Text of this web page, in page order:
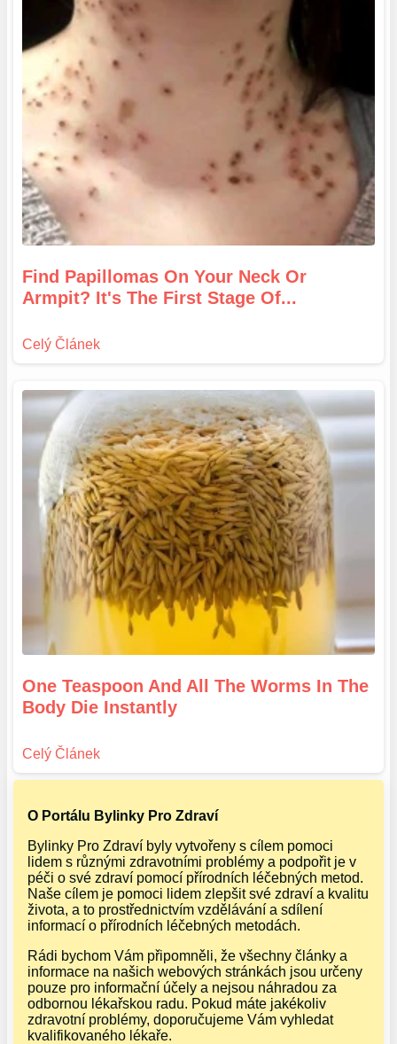
Find Papillomas On Your Neck Or
Armpit? It's The First Stage Of...
One Teaspoon And All The Worms In The
Body Die Instantly
O Portálu Bylinky Pro Zdraví
Bylinky Pro Zdraví byly vytvořeny s cílem pomoci
lidem s různými zdravotními problémy a podpořit je v
péči o své zdraví pomocí přírodních léčebných metod.
Naše cílem je pomoci lidem zlepšit své zdraví a kvalitu
života, a to prostřednictvím vzdělávání a sdílení
informací o přírodních léčebných metodách.
Rádi bychom Vám připomněli, že všechny články a
informace na našich webových stránkách jsou určeny
pouze pro informační účely a nejsou náhradou za
odbornou lékařskou radu. Pokud máte jakékoliv
zdravotní problémy, doporučujeme Vám vyhledat
kvalifikovaného lékaře.